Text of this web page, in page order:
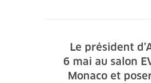
Le président
6 mai au salon
Monaco et